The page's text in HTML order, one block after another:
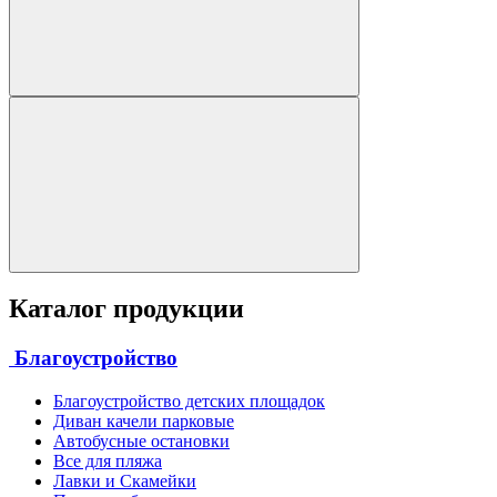
Каталог продукции
Благоустройство
Благоустройство детских площадок
Диван качели парковые
Автобусные остановки
Все для пляжа
Лавки и Скамейки